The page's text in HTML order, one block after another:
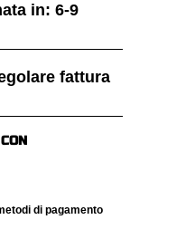
in: 6-9
fattura
di pagamento